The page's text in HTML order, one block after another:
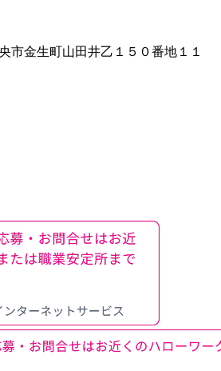
市金生町山田井乙１５０番地１１